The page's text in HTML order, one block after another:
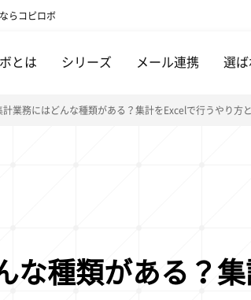
らコピロボ
とは シリーズ メール連携 選ば
計業務にはどんな種類がある？集計をExcelで行うやり方
な種類がある？